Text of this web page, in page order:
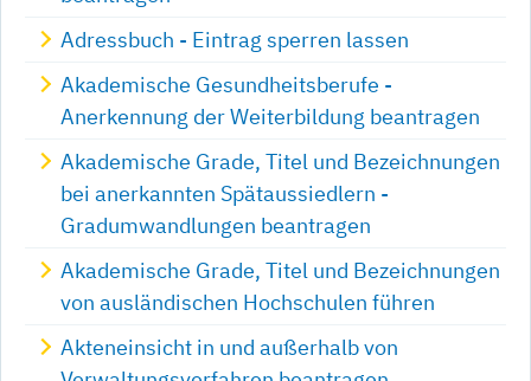
Adressbuch - Eintrag sperren lassen
Akademische Gesundheitsberufe -
Anerkennung der Weiterbildung beantragen
Akademische Grade, Titel und Bezeichnungen
bei anerkannten Spätaussiedlern -
Gradumwandlungen beantragen
Akademische Grade, Titel und Bezeichnungen
von ausländischen Hochschulen führen
Akteneinsicht in und außerhalb von